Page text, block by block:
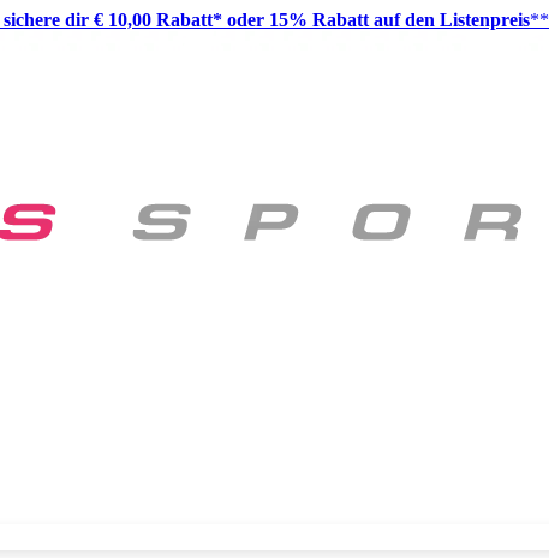
sichere dir € 10,00 Rabatt* oder 15% Rabatt auf den Listenpreis**